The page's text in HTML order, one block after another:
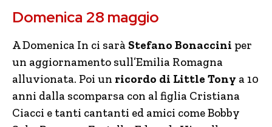
Domenica 28 maggio
A Domenica In ci sarà Stefano Bonaccini per
un aggiornamento sull’Emilia Romagna
alluvionata. Poi un ricordo di Little Tony a 10
anni dalla scomparsa con al figlia Cristiana
Ciacci e tanti cantanti ed amici come Bobby